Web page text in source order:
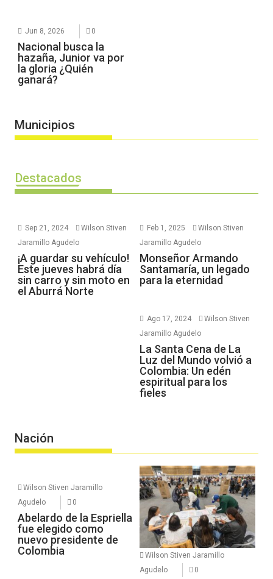
Jun 8, 2026 0
Nacional busca la
hazaña, Junior va por
la gloria ¿Quién
ganará?
Municipios
Destacados
Sep 21, 2024
Wilson Stiven
Jaramillo Agudelo
¡A guardar su vehículo!
Este jueves habrá día
sin carro y sin moto en
el Aburrá Norte
Feb 1, 2025
Wilson Stiven
Jaramillo Agudelo
Monseñor Armando
Santamaría, un legado
para la eternidad
Ago 17, 2024
Wilson Stiven
Jaramillo Agudelo
La Santa Cena de La
Luz del Mundo volvió a
Colombia: Un edén
espiritual para los
fieles
Nación
Wilson Stiven Jaramillo
Agudelo
0
Abelardo de la Espriella
fue elegido como
nuevo presidente de
Colombia
Wilson Stiven Jaramillo
Agudelo
0